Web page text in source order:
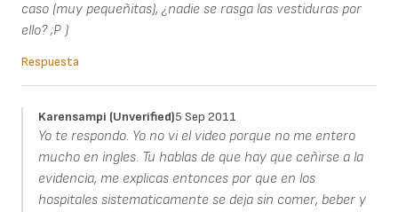
caso (muy pequeñitas), ¿nadie se rasga las vestiduras por
ello? ;P )
Respuesta
Karensampi (unverified)5 Sep 2011
Yo te respondo. Yo no vi el video porque no me entero
mucho en ingles. Tu hablas de que hay que ceñirse a la
evidencia, me explicas entonces por que en los
hospitales sistematicamente se deja sin comer, beber y